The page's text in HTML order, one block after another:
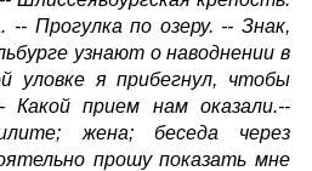
-- Прогулка по озеру. -- Знак,
узнают о наводнении в
уловке я прибегнул, чтобы
Какой прием нам оказали.--
жена; беседа через
прошу показать мне